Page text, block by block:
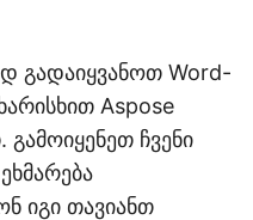
გადაიყვანოთ Word-
Aspose
გამოიყენეთ ჩვენი
იგი თავიანთ